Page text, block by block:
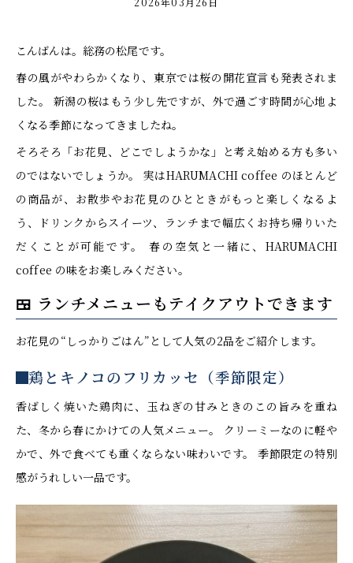
こんばんは。総務の松尾です。
春の風がやわらかくなり、東京では桜の開花宣言も発表されま
した。 新潟の桜はもう少し先ですが、外で過ごす時間が心地よ
くなる季節になってきましたね。
そろそろ「お花見、どこでしようかな」と考え始める方も多い
のではないでしょうか。 実はHARUMACHI coffee のほとんど
の商品が、お散歩やお花見のひとときがもっと楽しくなるよ
う、ドリンクからスイーツ、ランチまで幅広くお持ち帰りいた
だくことが可能です。 春の空気と一緒に、HARUMACHI
coffee の味をお楽しみください。
🍱 ランチメニューもテイクアウトできます
お花見の“しっかりごはん”として人気の2品をご紹介します。
鶏とキノコのフリカッセ（季節限定）
香ばしく焼いた鶏肉に、玉ねぎの甘みときのこの旨みを重ね
た、冬から春にかけての人気メニュー。 クリーミーなのに軽や
かで、外で食べても重くならない味わいです。 季節限定の特別
感がうれしい一品です。